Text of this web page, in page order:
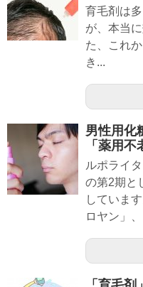
育毛剤は
が、本当
た、これ
き...
男性用化
「薬用
ルポライ
の第2期と
していま
ロヤン」